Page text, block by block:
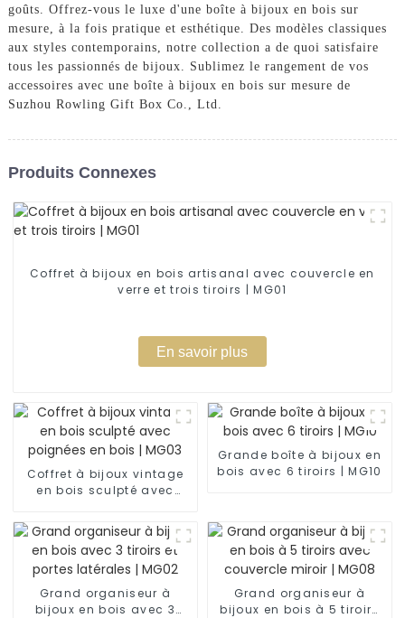
goûts. Offrez-vous le luxe d'une boîte à bijoux en bois sur
mesure, à la fois pratique et esthétique. Des modèles classiques
aux styles contemporains, notre collection a de quoi satisfaire
tous les passionnés de bijoux. Sublimez le rangement de vos
accessoires avec une boîte à bijoux en bois sur mesure de
Suzhou Rowling Gift Box Co., Ltd.
Produits Connexes
Coffret à bijoux en bois artisanal avec couvercle en
verre et trois tiroirs | MG01
En savoir plus
Coffret à bijoux vintage
en bois sculpté avec
Grande boîte à bijoux en
bois avec 6 tiroirs | MG10
Grand organiseur à
bijoux en bois avec 3
Grand organiseur à
bijoux en bois à 5 tiroirs